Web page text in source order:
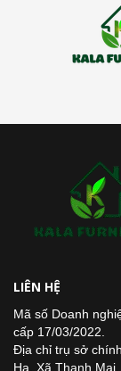
LIÊN HỆ
Mã số Doanh
cấp 17/03/2022.
Địa chỉ trụ sở
Hạ, Xã Thanh